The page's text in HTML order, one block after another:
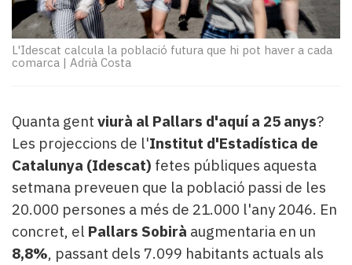
Subscriptors
La
newsletter
patrocinat
Lo
més
llegit...
Editorial
L'Idescat calcula la població futura que hi pot haver a cada
comarca | Adrià Costa
Quanta gent viurà al Pallars d'aquí a 25 anys?
Les projeccions de l'Institut d'Estadística de
Catalunya (Idescat) fetes públiques aquesta
setmana preveuen que la població passi de les
20.000 persones a més de 21.000 l'any 2046. En
concret, el Pallars Sobirà augmentaria en un
8,8%, passant dels 7.099 habitants actuals als